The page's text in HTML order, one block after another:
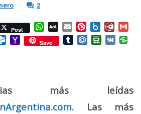
 2
Post WhatsApp
AOL
Mail
Email Pinterest
Box.net
Outlook.com
YahooSave TumblrMail.RuDouban
VK
más leídas
. Las más